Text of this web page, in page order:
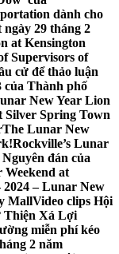
dành cho
29 tháng 2
at Kensington
Supervisors of
cử để thảo luận
của Thành phố
New Year Lion
Silver Spring Town
The Lunar New
Rockville’s Lunar
đán của
Weekend at
– Lunar New
MallVideo clips Hội
Thiện Xá Lợi
miễn phí kéo
2 năm